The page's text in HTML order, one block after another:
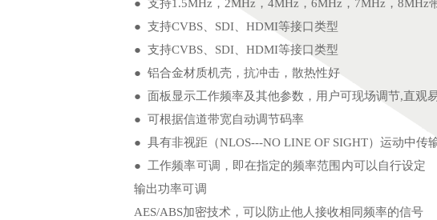
● 支持1.5MHz，2MHz，4MHz，6MHz，7MHz，8MHz
● 支持CVBS、SDI、HDMI等接口类型
● 支持CVBS、SDI、HDMI等接口类型
● 铝合金材质机壳，抗冲击，散热性好
● 面板显示工作频率及其他参数，用户可现场调节,直观
● 可根据信道带宽自动调节码率
● 具有非视距（NLOS---NO LINE OF SIGHT）运动中传
● 工作频率可调，即在指定的频率范围内
输出功率可调
AES/ABS加密技术，可以防止他人接收相同频率的信号